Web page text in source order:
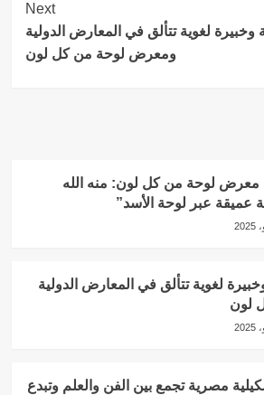
Next
لغوية تتألق في المعارض الدولية
ومعرض لوحة من كل لون
لوحة من كل لون: منه الله
عميقة عبر لوحة الأسد”
لغوية تتألق في المعارض الدولية
لون
مصرية تجمع بين الفن والعلم وتبدع